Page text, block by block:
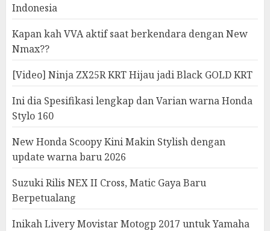
Indonesia
Kapan kah VVA aktif saat berkendara dengan New
Nmax??
[Video] Ninja ZX25R KRT Hijau jadi Black GOLD KRT
Ini dia Spesifikasi lengkap dan Varian warna Honda
Stylo 160
New Honda Scoopy Kini Makin Stylish dengan
update warna baru 2026
Suzuki Rilis NEX II Cross, Matic Gaya Baru
Berpetualang
Inikah Livery Movistar Motogp 2017 untuk Yamaha